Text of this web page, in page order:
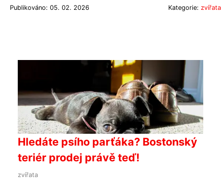
Publikováno: 05. 02. 2026 Kategorie: zvířata
Hledáte psího parťáka? Bostonský
teriér prodej právě teď!
zvířata